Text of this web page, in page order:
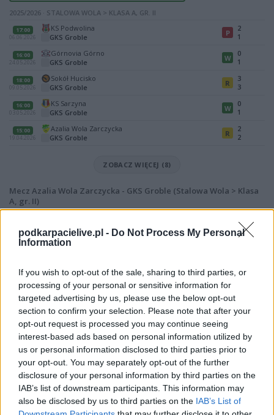
podkarpacielive.pl - Do Not Process My Personal
Information
If you wish to opt-out of the sale, sharing to third parties, or
processing of your personal or sensitive information for
targeted advertising by us, please use the below opt-out
section to confirm your selection. Please note that after your
opt-out request is processed you may continue seeing
interest-based ads based on personal information utilized by
us or personal information disclosed to third parties prior to
your opt-out. You may separately opt-out of the further
disclosure of your personal information by third parties on the
IAB’s list of downstream participants. This information may
also be disclosed by us to third parties on the IAB’s List of
2025/2026 · STALOWA WOLA > KLASA A, GR. II
17:00
06.06.2026
KS Podwolina
GKS Groble
P
2
1
16:00
24.05.2026
Górnovia Górno
GKS Groble
W
0
1
18:00
09.05.2026
Sokół Hucisko
GKS Groble
R
3
3
16:00
03.05.2026
KS Sarzyna
GKS Groble
W
0
1
15:00
19.04.2026
Azalia Wola Zarczycka
GKS Groble
R
2
2
ZOBACZ WIĘCEJ (8)
Mecz Azalia Wola Zarczycka - GKS Groble (Stalowa Wola > Klasa
A, gr. II)
zostanie w ramach Stalowa Wola > Klasa A, gr. II (18. kolejki - Stalowa Wola
> Klasa A, gr. II).
bramek, kartki, składy, statystyki i informacje o przebiegu
spotkania. To kompletne źródło danych dla kibiców i pasjonatów
lokalnej piłki nożnej. Jeżeli aktualnie nie widzisz tutaj danych z pewnością
pracujemy nad tym żeby je uzupełnić.
Wynik meczu Azalia Wola Zarczycka vs GKS Groble
Po zakończeniu spotkania automatycznie publikujemyoficjalny wynik
spotkania, a także dane meczowe, jeśli są dostępne.
Pełny harmonogram rozgrywek dostępny jest tutaj:Stalowa Wola >
Klasa A, gr. II - terminarz.
Informacje o składach i strzelcach
W miarę dostępności danych, publikujemyskłady wyjściowe,